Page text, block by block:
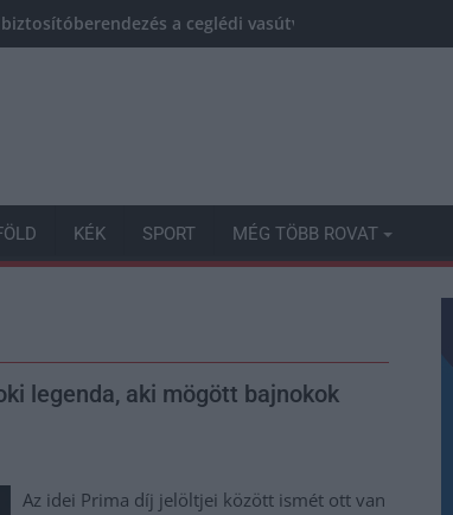
a ceglédi vasútvonalon, alapos
KÉK SPORT MÉG TÖBB ROVAT
legenda, aki mögött bajnokok
Az idei Prima díj jelöltjei között ismét ott van